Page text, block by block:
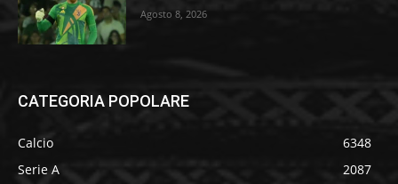
Agosto 8, 2026
CATEGORIA POPOLARE
Calcio
6348
Serie A
2087